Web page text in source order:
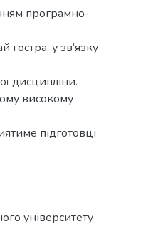
програмно-
гостра, у зв’язку
дисципліни.
високому
підготовці
університету